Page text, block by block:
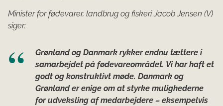
Minister for fødevarer, landbrug og fiskeri Jacob Jensen (V)
siger:
Grønland og Danmark rykker endnu tættere i
samarbejdet på fødevareområdet. Vi har haft et
godt og konstruktivt møde. Danmark og
Grønland er enige om at styrke mulighederne
for udveksling af medarbejdere – eksempelvis